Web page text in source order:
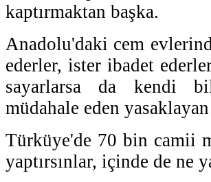
kaptırmaktan başka.
Anadolu'daki cem
ederler, ister ibadet
sayarlarsa da kendi
müdahale eden
Türküye'de 70 bin camii
yaptırsınlar, içinde de ne